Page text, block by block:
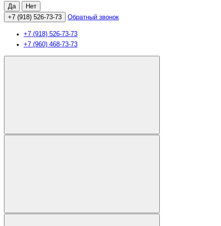
+7 (918) 526-73-73 Обратный звонок
+7 (918) 526-73-73
+7 (960) 468-73-73